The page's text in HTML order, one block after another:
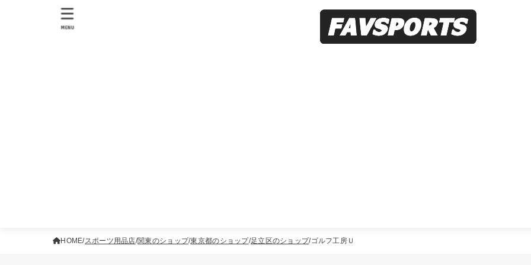
MENU
HOME スポーツ用品店 関東のショップ 東京都のショップ 足立区のショップ ゴルフ工房Ｕ